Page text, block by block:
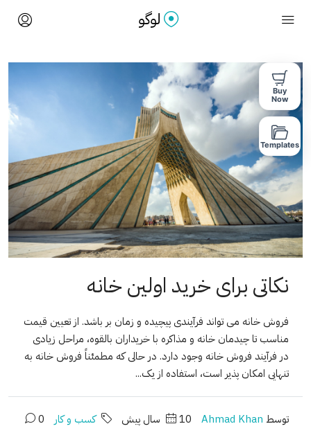
نکاتی برای خرید اولین خانه
فروش خانه می تواند فرآیندی پیچیده و زمان بر باشد. از تعیین قیمت
مناسب تا چیدمان خانه و مذاکره با خریداران بالقوه، مراحل زیادی
در فرآیند فروش خانه وجود دارد. در حالی که مطمئناً فروش خانه به
تنهایی امکان پذیر است، استفاده از یک...
توسط Ahmad Khan 10 سال پیش کسب و کار 0
Buy
Now
Templates